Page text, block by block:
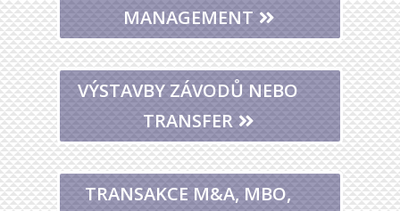
MANAGEMENT
VÝSTAVBY ZÁVODŮ NEBO
TRANSFER
TRANSAKCE M&A, MBO,